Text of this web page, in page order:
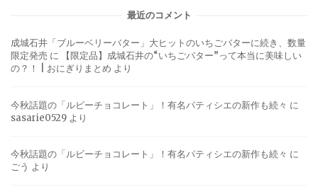
最近のコメント
成城石井「ブルーベリーバター」大ヒットのいちごバターに続き、数量
限定発売 に
【限定品】成城石井の“いちごバター”って本当に美味しい
の？！ | おにぎりまとめ より
今秋話題の「ルビーチョコレート」！有名パティシエの新作も続々 に
sasarie0529 より
今秋話題の「ルビーチョコレート」！有名パティシエの新作も続々 に
ごう より